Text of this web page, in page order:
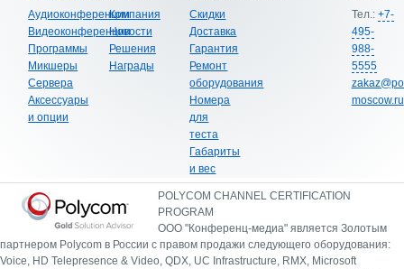
Аудиоконференции
Видеоконференции
Программы
Микшеры
Сервера
Аксессуары
и опции
Компания
Новости
Решения
Награды
Скидки
Доставка
Гарантия
Ремонт
оборудования
Номера
для
теста
Габариты
и вес
Тел.: +7-
495-
988-
5555
moscow.ru
POLYCOM CHANNEL CERTIFICATION
PROGRAM
ООО "Конференц-медиа" является Золотым
партнером Polycom в России с правом продажи следующего оборудования:
Voice, HD Telepresence & Video, QDX, UC Infrastructure, RMX, Microsoft